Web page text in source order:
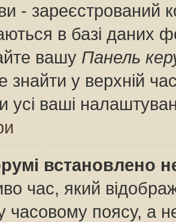
- зареєстрований
в базі даних
вашу Панель
знайти у верхній
усі ваші
встановлено
час, який
часовому поясу, а